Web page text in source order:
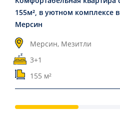
155м², в уютном комплексе
Мерсин
Мерсин, Мезитли
3+1
155 м²